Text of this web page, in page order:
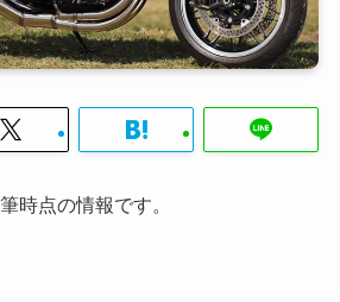
時点の情報です。